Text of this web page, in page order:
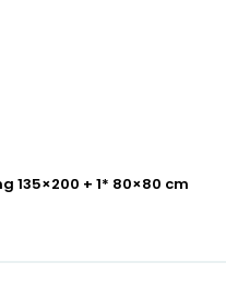
135×200 + 1* 80×80 cm